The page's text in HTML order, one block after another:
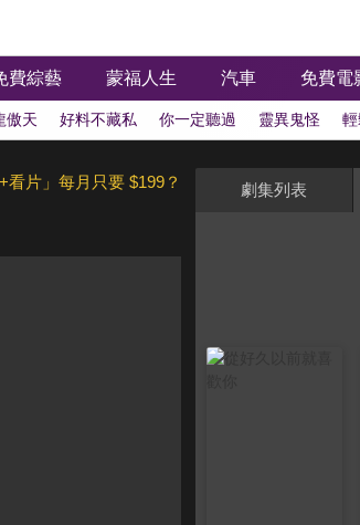
費綜藝 蒙福人生 汽車 免費電
傲天 好料不藏私 你一定聽過 靈異鬼怪
+看片」每月只要 $199？ 劇集列表